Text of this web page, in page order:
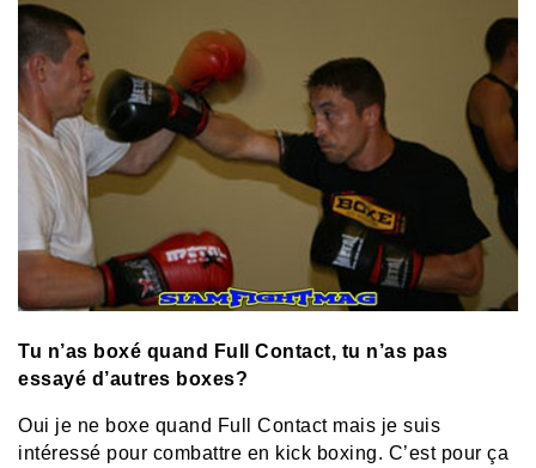
Tu n’as boxé quand Full Contact, tu n’as pas
essayé d’autres boxes?
Oui je ne boxe quand Full Contact mais je suis
intéressé pour combattre en kick boxing. C’est pour ça